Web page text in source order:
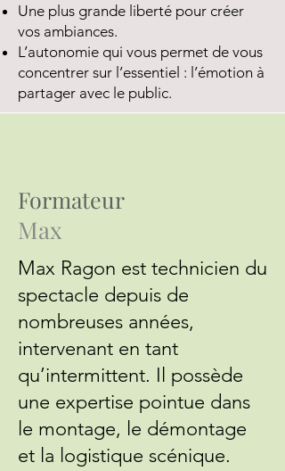
Une plus grande liberté pour créer
vos ambiances.
L’autonomie qui vous permet de vous
concentrer sur l’essentiel : l’émotion à
partager avec le public.
Formateur
Max
Max Ragon est technicien du
spectacle depuis de
nombreuses années,
intervenant en tant
qu’intermittent. Il possède
une expertise pointue dans
le montage, le démontage
et la logistique scénique.